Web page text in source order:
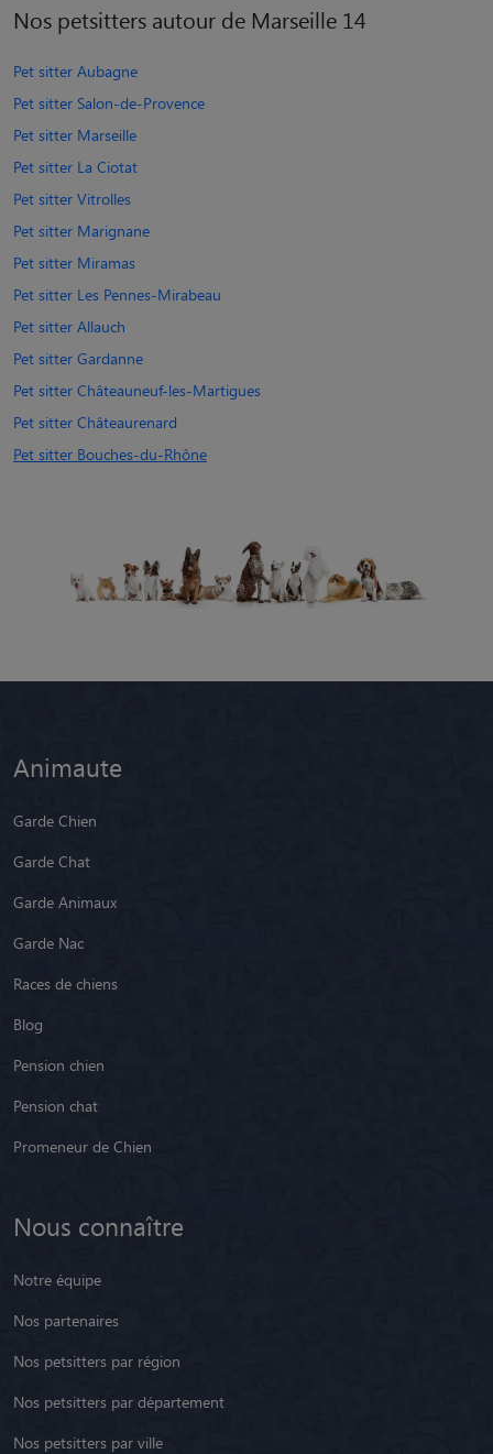
Nos petsitters autour de Marseille 14
Pet sitter Aubagne
Pet sitter Salon-de-Provence
Pet sitter Marseille
Pet sitter La Ciotat
Pet sitter Vitrolles
Pet sitter Marignane
Pet sitter Miramas
Pet sitter Les Pennes-Mirabeau
Pet sitter Allauch
Pet sitter Gardanne
Pet sitter Châteauneuf-les-Martigues
Pet sitter Châteaurenard
Pet sitter Bouches-du-Rhône
Animaute
Garde Chien
Garde Chat
Garde Animaux
Garde Nac
Races de chiens
Blog
Pension chien
Pension chat
Promeneur de Chien
Nous connaître
Notre équipe
Nos partenaires
Nos petsitters par région
Nos petsitters par département
Nos petsitters par ville